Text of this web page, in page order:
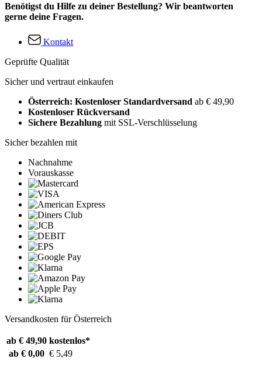
Benötigst du Hilfe zu deiner Bestellung? Wir beantworten
gerne deine Fragen.
Kontakt
Geprüfte Qualität
Sicher und vertraut einkaufen
Österreich: Kostenloser Standardversand ab € 49,90
Kostenloser Rückversand
Sichere Bezahlung mit SSL-Verschlüsselung
Sicher bezahlen mit
Nachnahme
Vorauskasse
Versandkosten für Österreich
ab € 49,90 kostenlos*
ab € 0,00 € 5,49